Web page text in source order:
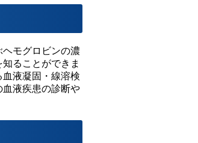
モグロビンの濃
ることができま
液凝固・線溶検
液疾患の診断や